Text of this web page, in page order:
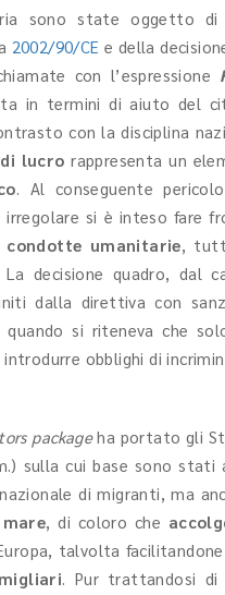
sono state oggetto di
2002/90/CE e della
con l’espressione
in termini di aiuto del
con la disciplina
lucro rappresenta un
. Al conseguente
si è inteso fare
umanitarie,
La decisione quadro, dal
dalla direttiva con
si riteneva che
obblighi di
packageha portato gli
sulla cui base sono
di migranti, ma
, di coloro che
talvolta
. Pur trattandosi di